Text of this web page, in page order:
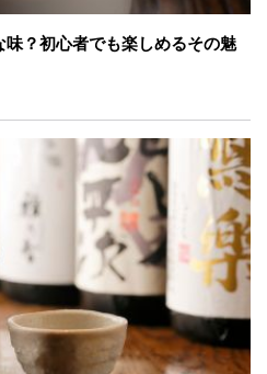
味？初心者でも楽しめるその魅